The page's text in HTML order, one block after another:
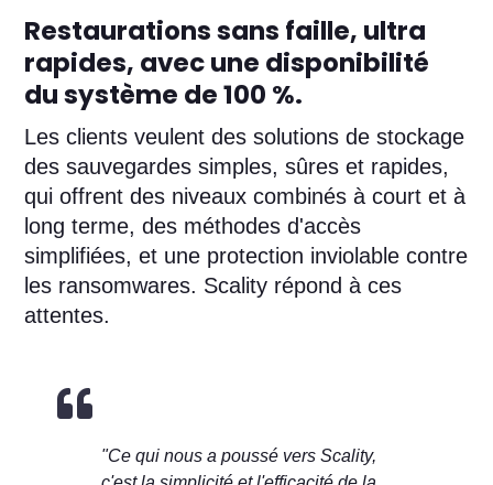
Restaurations sans faille, ultra
rapides, avec une disponibilité
du système de 100 %.
Les clients veulent des solutions de stockage
des sauvegardes simples, sûres et rapides,
qui offrent des niveaux combinés à court et à
long terme, des méthodes d'accès
simplifiées, et une protection inviolable contre
les ransomwares. Scality répond à ces
attentes.

"Ce qui nous a poussé vers Scality,